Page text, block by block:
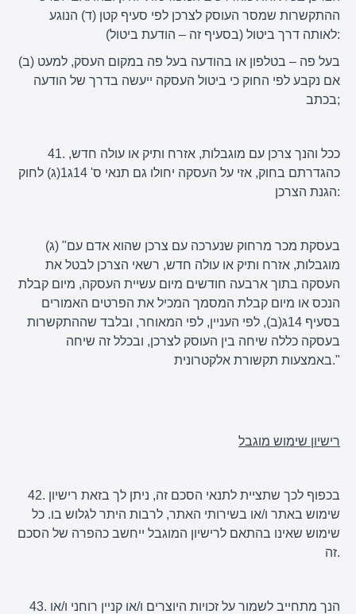
ההתקשרות שמסר העוסק לצרכן לפי סעיף קטן (ד) הנוגע
לאותה דרך ביטול (בסעיף זה – הודעת ביטול):
(ב) בעל פה – בטלפון או בהודעה בעל פה במקום העסק, למעט
אם נקבע לפי החוק כי ביטול העסקה ייעשה בדרך של הודעה
בכתב;
41. ככל והנך צרכן עם מוגבלות, אזרח ותיק או עולה חדש,
כהגדרתם בחוק, אזי על העסקה יחולו גם תנאי ס' 14ג1(ג) לחוק
הגנת הצרכן:
(ג) "בעסקת מכר מרחוק שנערכה עם צרכן שהוא אדם עם
מוגבלות, אזרח ותיק או עולה חדש, רשאי הצרכן לבטל את
העסקה בתוך ארבעה חודשים מיום עשיית העסקה, מיום קבלת
הנכס או מיום קבלת המסמך המכיל את הפרטים האמורים
בסעיף 14ג(ב), לפי העניין, לפי המאוחר, ובלבד שההתקשרות
בעסקה כללה שיחה בין העוסק לצרכן, ובכלל זה שיחה
באמצעות תקשורת אלקטרונית."
רישיון שימוש מוגבל
42. בכפוף לכך שתציית לתנאי הסכם זה, ניתן לך בזאת רישיון
שימוש באתר ו/או בשירותי האתר, לרבות היתר לגלוש בו. כל
שימוש שאינו בהתאם לרישיון המוגבל ייחשב כהפרה של הסכם
זה.
43. הנך מתחייב לשמור על זכויות היוצרים ו/או קניין רוחני ו/או